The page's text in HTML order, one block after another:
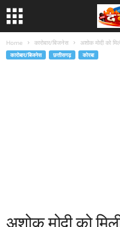
Home कारोबार/बिजनेस अशोक मोदी को
कारोबार/बिजनेस छत्तीसगढ़ कोरबा
अशोक मोदी को